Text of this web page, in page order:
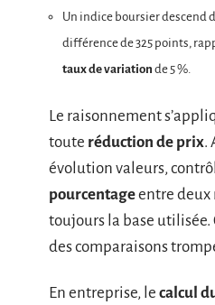
Un indice boursier descend
différence de 325 points,
taux de variation de 5 %.
Le raisonnement
toute réduction de prix.
évolution valeurs,
pourcentageentre deux
toujours la base
des comparaisons
En entreprise, le calcul